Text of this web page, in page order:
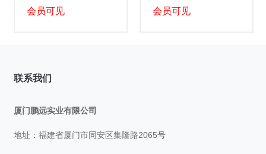
会员可见 会员可见
联系我们
厦门鹏远实业有限公司
地址：福建省厦门市同安区集隆路2065号